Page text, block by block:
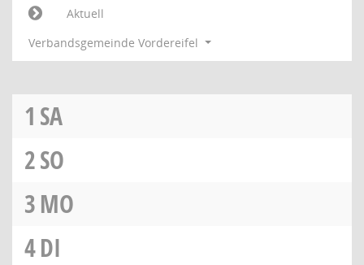
Aktuell
Verbandsgemeinde Vordereifel
1 SA
2SO
3MO
4DI